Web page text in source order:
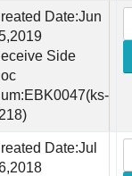
Date:Jun
Side
Date:Jul